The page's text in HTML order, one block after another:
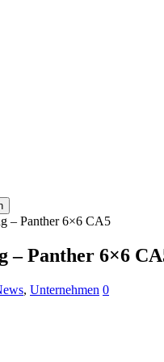
– Panther 6×6 CA5
– Panther 6×6
, Unternehmen 0